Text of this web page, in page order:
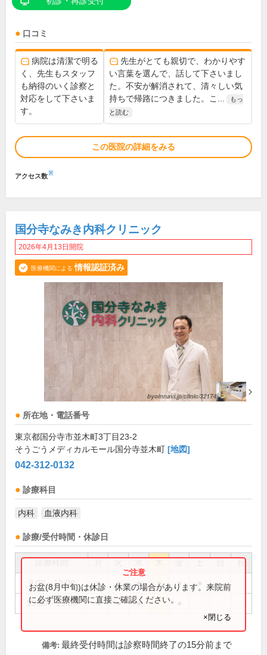
口コミ
病院は清潔で明る
く、先生もスタッフ
も納得のいく診察と
対応をして下さいま
す。
先生がとても親切で、わかりやす
い言葉を選んで、話して下さいまし
た。不安が解消されて、清々しい気
持ちで帰路につきました。こ...
もっ
と読む
この医院の詳細をみる
アクセス数※
国分寺なみき内科クリニック
2026年4月13日開院
医療機関による 情報認証済み
所在地・電話番号
東京都国分寺市並木町3丁目23-2
そうごうメディカルモール国分寺並木町 [地図]
042-312-0132
診療科目
内科 血液内科
診療/受付時間・休診日
祝
9:00～13:00 ● ● ● ● ●
15:00～19:00 ● ● ●
お盆(8月中旬)は休診・休業の場合があります。来院前
に必ず医療機関に直接ご確認ください。
×閉じる
備考: 最終受付時間は診察時間終了の15分前まで